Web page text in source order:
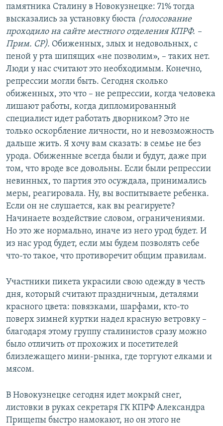
памятника Сталину в Новокузнецке: 71% тогда
высказались за установку бюста (голосование
проходило на сайте местного отделения КПРФ. –
Прим. СР). Обиженных, злых и недовольных, с
пеной у рта шипящих «не позволим», – таких нет.
Люди у нас считают это необходимым. Конечно,
репрессии могли быть. Сегодня сколько
обиженных, это что – не репрессии, когда человека
лишают работы, когда дипломированный
специалист идет работать дворником? Это не
только оскорбление личности, но и невозможность
дальше жить. Я хочу вам сказать: в семье не без
урода. Обиженные всегда были и будут, даже при
том, что вроде все довольны. Если были репрессии
невинных, то партия это осуждала, принимались
меры, реагировала. Ну, вы воспитываете ребенка.
Если он не слушается, как вы реагируете?
Начинаете воздействие словом, ограничениями.
Но это же нормально, иначе из него урод будет. И
из нас урод будет, если мы будем позволять себе
что-то такое, что противоречит общим правилам.
Участники пикета украсили свою одежду в честь
дня, который считают праздничным, деталями
красного цвета: повязками, шарфами, кто-то
поверх зимней куртки надел красную ветровку –
благодаря этому группу сталинистов сразу можно
было отличить от прохожих и посетителей
близлежащего мини-рынка, где торгуют елками и
мясом.
В Новокузнецке сегодня идет мокрый снег,
листовки в руках секретаря ГК КПРФ Александра
Прищепы быстро намокают, но он этого не